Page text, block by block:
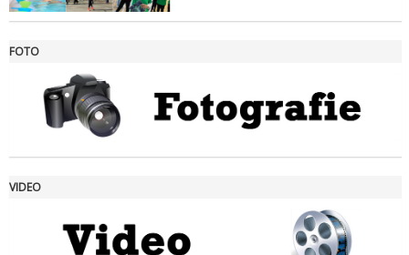
Ddl Lobby, Uisp: “Il Parlamento valorizzi le nostre specificità"
FOTO
VIDEO